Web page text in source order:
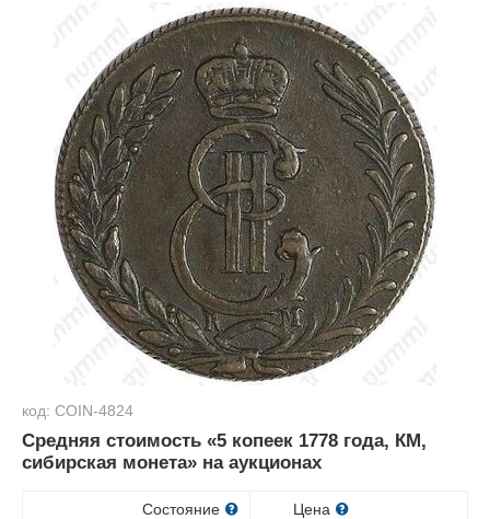
код: COIN-4824
Средняя стоимость «5 копеек 1778 года, КМ,
сибирская монета» на аукционах
Состояние Цена